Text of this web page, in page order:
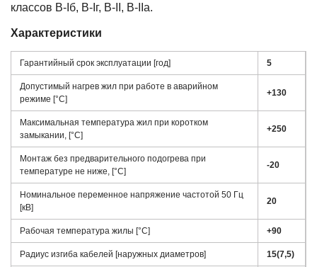
классов В-Iб, В-Iг, В-II, В-IIа.
Характеристики
Гарантийный срок эксплуатации [год] 5
Допустимый нагрев жил при работе в аварийном
режиме [°С]
+130
Максимальная температура жил при коротком
замыкании, [°С]
+250
Монтаж без предварительного подогрева при
температуре не ниже, [°С]
-20
Номинальное переменное напряжение частотой 50 Гц
[кВ]
20
Рабочая температура жилы [°С] +90
Радиус изгиба кабелей [наружных диаметров] 15(7,5)